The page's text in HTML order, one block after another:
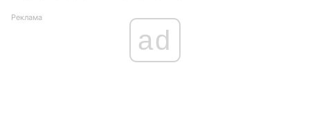
Реклама
ad